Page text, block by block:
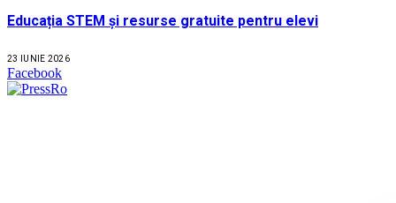
Educația STEM și resurse gratuite pentru elevi
23 IUNIE 2026
Facebook